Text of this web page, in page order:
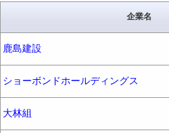
企業名
鹿島建設
ショーボンドホールディングス
大林組